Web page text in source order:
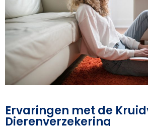
Ervaringen met de
Dierenverzekering